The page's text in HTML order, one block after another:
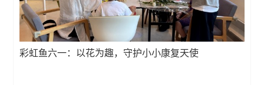
彩虹鱼六一：以花为趣，守护小小康复天使